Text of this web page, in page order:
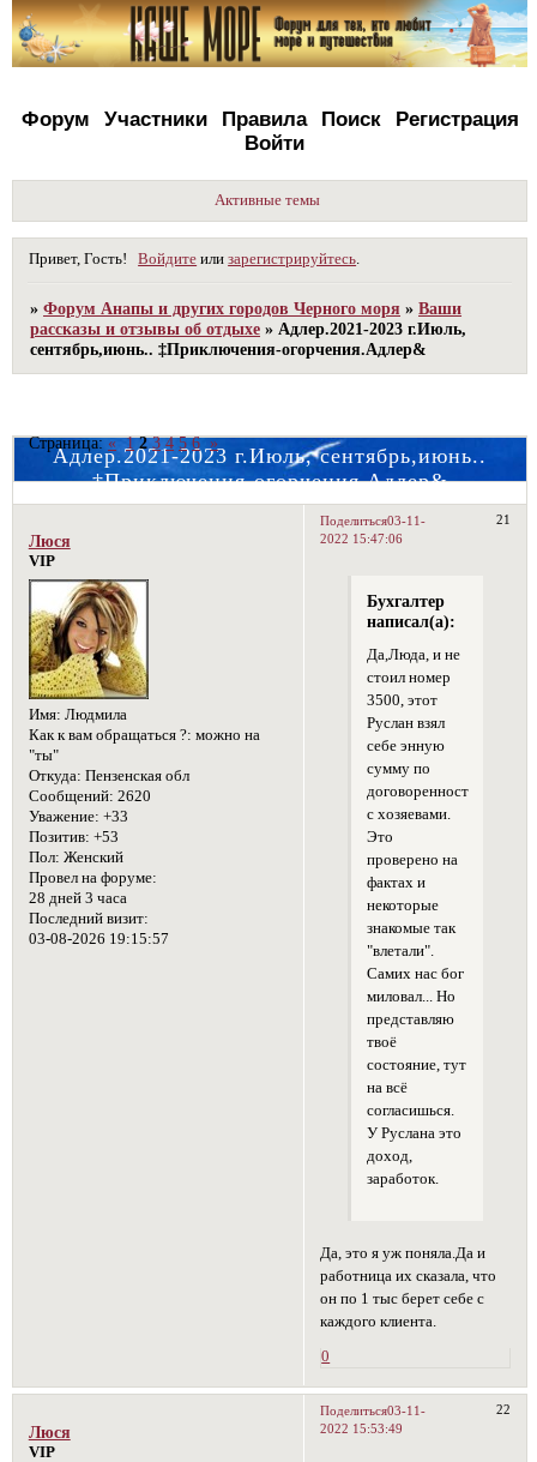
Форум Участники Правила Поиск
Регистрация
Войти
Активные темы
Привет, Гость! Войдите илизарегистрируйтесь
»Форум Анапы и других городов Черного моря »Ваши
рассказы и отзывы об отдыхе » Адлер.2021-2023 г.Июль,
сентябрь,июнь.. ‡Приключения-огорчения.Адлер&
Адлер.2021-2023 г.Июль, сентябрь,июнь..
‡Приключения-огорчения.Адлер&
Страница:« 1 2 3 4 5 6 »
Поделиться 21
03-11-
2022 15:47:06
Люся
VIP
Имя: Людмила
Как к вам обращаться ?: можно на
"ты"
Откуда: Пензенская обл
Сообщений: 2620
Уважение: +33
Позитив: +53
Пол: Женский
Провел на форуме:
28 дней 3 часа
Последний визит:
03-08-2026 19:15:57
Бухгалтер
написал(а):
Да,Люда, и не
стоил номер
3500, этот
Руслан взял
себе энную
сумму по
договоренности
с хозяевами.
Это
проверено на
фактах и
некоторые
знакомые так
"влетали".
Самих нас бог
миловал... Но
представляю
твоё
состояние, тут
на всё
согласишься.
У Руслана это
доход,
заработок.
Да, это я уж поняла.Да и
работница их сказала, что
он по 1 тыс берет себе с
каждого клиента.
0
Поделиться 22
03-11-
2022 15:53:49
Люся
VIP